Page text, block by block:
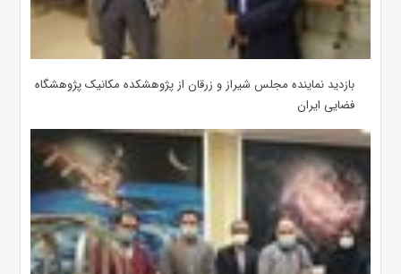
بازدید نماینده مجلس شیراز و زرقان از پژوهشکده مکانیک پژوهشگاه
فضایی ایران